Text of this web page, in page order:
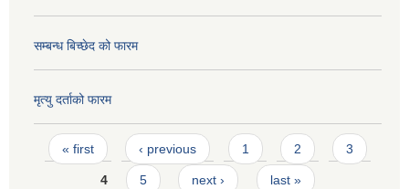
सम्बन्ध बिच्छेद को फारम
मृत्यु दर्ताको फारम
Pages
« first ‹ previous 1 2 3
4 5 next › last »